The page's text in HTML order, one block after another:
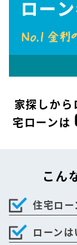
家探しから
宅ローンは
こん
住宅ロ
ローン